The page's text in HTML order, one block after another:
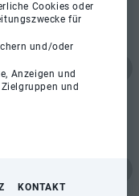
Cookies oder
für
und/oder
Anzeigen und
und
KONTAKT